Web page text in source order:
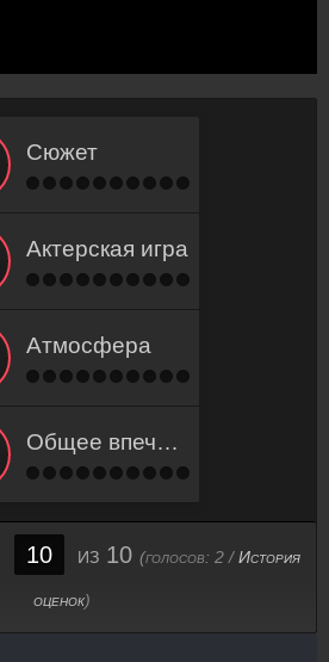
Сюжет
Актерская игра
Атмосфера
Общее впечатление
10 из 10 (голосов: 2/История
оценок)